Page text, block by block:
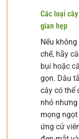
Các loại
gian hẹp
Nếu
chế, hãy
bụi hoặc
gọn. Dâu
cây có thể
nhỏ
mọng
ứng cử